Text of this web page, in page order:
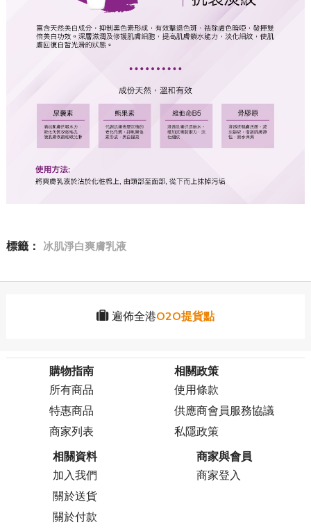
標籤： 冰肌淨白爽膚乳液
遍佈全港O2O提貨點
購物指南
所有商品
特惠商品
商家列表
相關政策
使用條款
供應商會員服務協議
私隱政策
相關資料
加入我們
關於送貨
關於付款
商家與會員
商家登入